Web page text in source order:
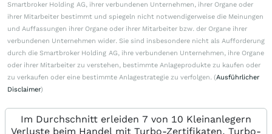
Smartbroker Holding AG, ihrer verbundenen Unternehmen, ihrer Organe oder
ihrer Mitarbeiter bestimmt und spiegeln nicht notwendigerweise die Meinungen
und Auffassungen ihrer Organe oder ihrer Mitarbeiter bzw. der Organe ihrer
verbundenen Unternehmen wider. Sie sind insbesondere nicht als Aufforderung
durch die Smartbroker Holding AG, ihre verbundenen Unternehmen, ihre Organe
oder ihrer Mitarbeiter zu verstehen, bestimmte Anlageprodukte zu kaufen oder
zu verkaufen oder eine bestimmte Anlagestrategie zu verfolgen. (Ausführlicher
Disclaimer)
Im Durchschnitt erleiden 7 von 10 Kleinanlegern
Verluste beim Handel mit Turbo-Zertifikaten. Turbo-